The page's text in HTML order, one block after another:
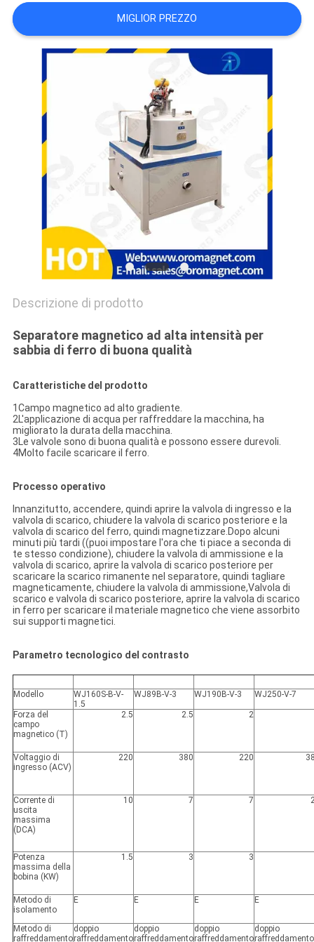
SITO
POLICY
MIGLIOR PREZZO
Descrizione di prodotto
Separatore magnetico ad alta intensità per
sabbia di ferro di buona qualità
Caratteristiche del prodotto
1Campo magnetico ad alto gradiente.
2L'applicazione di acqua per raffreddare la macchina, ha
migliorato la durata della macchina.
3Le valvole sono di buona qualità e possono essere durevoli.
4Molto facile scaricare il ferro.
Processo operativo
Innanzitutto, accendere, quindi aprire la valvola di ingresso e la
valvola di scarico, chiudere la valvola di scarico posteriore e la
valvola di scarico del ferro, quindi magnetizzare.Dopo alcuni
minuti più tardi ((puoi impostare l'ora che ti piace a seconda di
te stesso condizione), chiudere la valvola di ammissione e la
valvola di scarico, aprire la valvola di scarico posteriore per
scaricare la scarico rimanente nel separatore, quindi tagliare
magneticamente, chiudere la valvola di ammissione,Valvola di
scarico e valvola di scarico posteriore, aprire la valvola di scarico
in ferro per scaricare il materiale magnetico che viene assorbito
sui supporti magnetici.
Parametro tecnologico del contrasto
Modello
WJ160S-B-V-
1.5
WJ89B-V-3 WJ190B-V-3 WJ250-V-7
Forza del
campo
magnetico (T)
2.5 2.5 2
Voltaggio di
ingresso (ACV)
220 380 220
Corrente di
uscita
massima
(DCA)
10 7 7
Potenza
massima della
bobina (KW)
1.5 3 3
Metodo di
isolamento
E E E E
Metodo di
raffreddamento
doppio
raffreddamento
doppio
raffreddamento
doppio
raffreddamento
doppio
raffreddamento